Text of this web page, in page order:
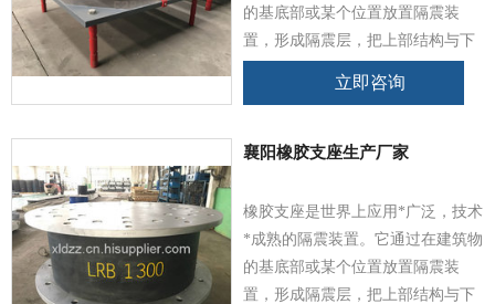
的基底部或某个位置放置隔震装
置，形成隔震层，把上部结构与下
震能量，避免或减少地震能量向上
其内部人员、设备，不影响室内设
立即咨询
襄阳橡胶支座生产厂家
橡胶支座是世界上应用*广泛，技术
*成熟的隔震装置。它通过在建筑物
的基底部或某个位置放置隔震装
置，形成隔震层，把上部结构与下